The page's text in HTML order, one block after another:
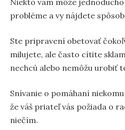
probléme a vy nájdete
Ste pripravení obetovať
milujete, ale často cítite
nechcú alebo nemôžu urobiť
Snívanie o pomáhaní
že váš priateľ vás požiada o
niečím.